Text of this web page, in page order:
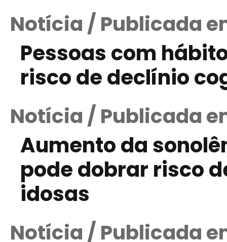
Notícia / Publicada
Pessoas com
risco de declínio
Notícia / Publicada
Aumento da
pode dobrar risco
idosas
Notícia / Publicada